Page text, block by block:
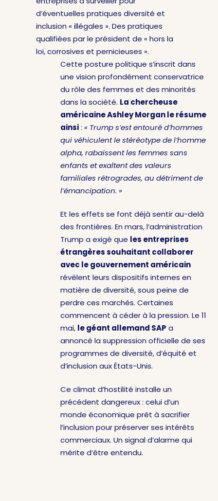
d’éventuelles pratiques diversité et
inclusion « illégales ». Des pratiques
qualifiées par le président de « hors la
loi, corrosives et pernicieuses ».
Cette posture politique s’inscrit dans
une vision profondément conservatrice
du rôle des femmes et des minorités
dans la société. La chercheuse
américaine Ashley Morgan le résume
ainsi: « Trump s’est entouré d’hommes
qui véhiculent le stéréotype de l’homme
alpha, rabaissent les femmes sans
enfants et exaltent des valeurs
familiales rétrogrades, au détriment de
l’émancipation. »
Et les effets se font déjà sentir au-delà
des frontières. En mars, l’administration
Trump a exigé que les entreprises
étrangères souhaitant collaborer
avec le gouvernement américain
révèlent leurs dispositifs internes en
matière de diversité, sous peine de
perdre ces marchés. Certaines
commencent à céder à la pression. Le 11
mai, le géant allemand SAP a
annoncé la suppression officielle de ses
programmes de diversité, d’équité et
d’inclusion aux États-Unis.
Ce climat d’hostilité installe un
précédent dangereux : celui d’un
monde économique prêt à sacrifier
l’inclusion pour préserver ses intérêts
commerciaux. Un signal d’alarme qui
mérite d’être entendu.